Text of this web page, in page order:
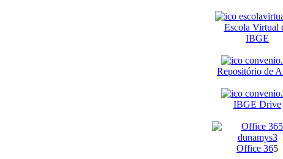
Escola Virtual
IBGE
Repositório de
IBGE Drive
Office 365